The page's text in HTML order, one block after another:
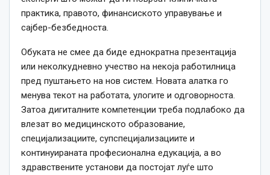
практика, правото, финансиското управување и
сајбер-безбедноста.
Обуката не смее да биде еднократна презентација
или неколкудневно учество на некоја работилница
пред пуштањето на нов систем. Новата алатка го
менува текот на работата, улогите и одговорноста.
Затоа дигиталните компетенции треба подлабоко да
влезат во медицинското образование,
специјализациите, супспецијализациите и
континуираната професионална едукација, а во
здравствените установи да постојат луѓе што